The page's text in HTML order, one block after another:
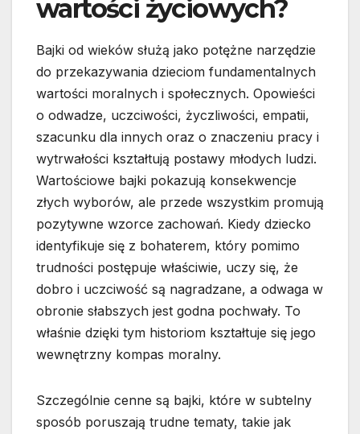
wartości życiowych?
Bajki od wieków służą jako potężne narzędzie
do przekazywania dzieciom fundamentalnych
wartości moralnych i społecznych. Opowieści
o odwadze, uczciwości, życzliwości, empatii,
szacunku dla innych oraz o znaczeniu pracy i
wytrwałości kształtują postawy młodych ludzi.
Wartościowe bajki pokazują konsekwencje
złych wyborów, ale przede wszystkim promują
pozytywne wzorce zachowań. Kiedy dziecko
identyfikuje się z bohaterem, który pomimo
trudności postępuje właściwie, uczy się, że
dobro i uczciwość są nagradzane, a odwaga w
obronie słabszych jest godna pochwały. To
właśnie dzięki tym historiom kształtuje się jego
wewnętrzny kompas moralny.
Szczególnie cenne są bajki, które w subtelny
sposób poruszają trudne tematy, takie jak